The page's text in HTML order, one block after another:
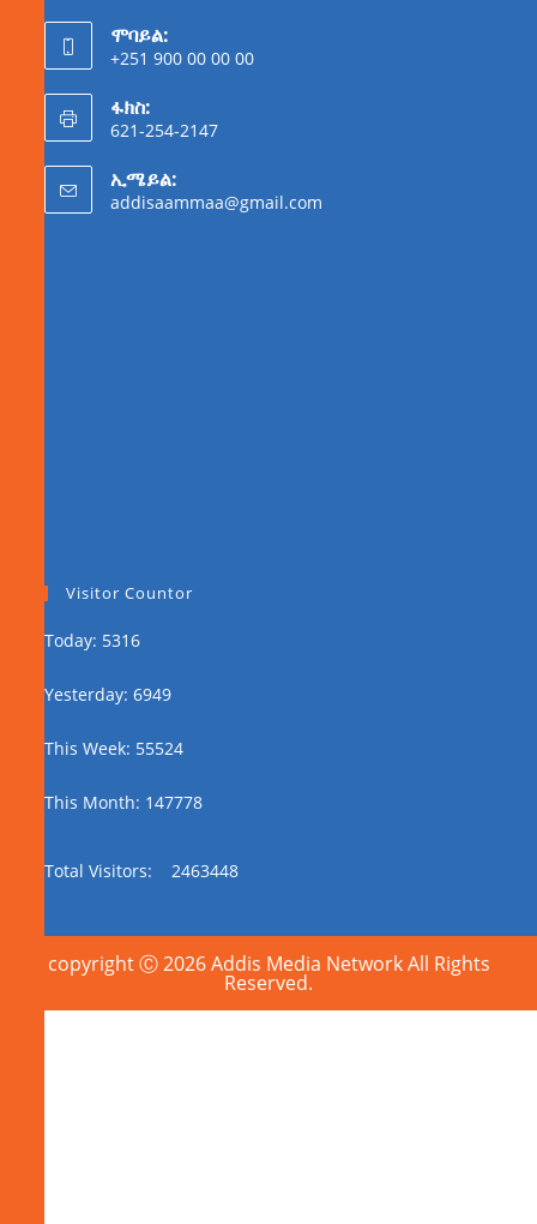
ሞባይል:
+251 900 00 00 00
ፋክስ:
621-254-2147
ኢሜይል:
addisaammaa@gmail.com
Visitor Countor
Today: 5316
Yesterday: 6949
This Week: 55524
This Month: 147778
Total Visitors: 2463448
copyright Ⓒ 2026 Addis Media Network All Rights
Reserved.